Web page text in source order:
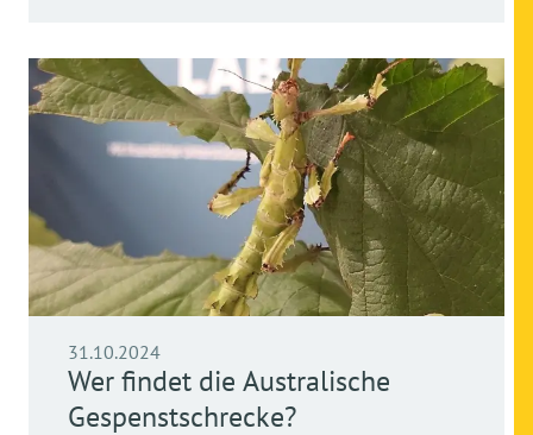
31.10.2024
Wer findet die Australische
Gespenstschrecke?